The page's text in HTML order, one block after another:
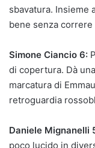
sbavatura. Insieme
bene senza
Simone Ciancio 6:
di copertura. Dà
marcatura di
retroguardia
Daniele Mignanelli
poco lucido in